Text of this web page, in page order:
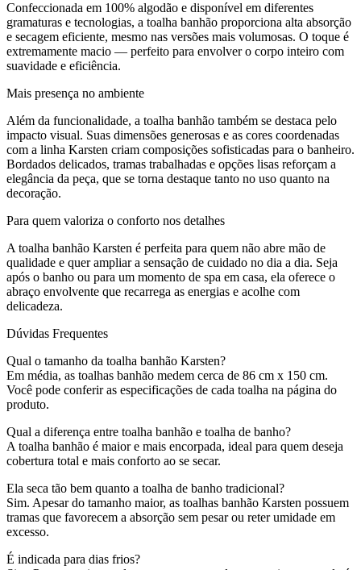
Confeccionada em 100% algodão e disponível em diferentes
gramaturas e tecnologias, a toalha banhão proporciona alta absorção
e secagem eficiente, mesmo nas versões mais volumosas. O toque é
extremamente macio — perfeito para envolver o corpo inteiro com
suavidade e eficiência.
Mais presença no ambiente
Além da funcionalidade, a toalha banhão também se destaca pelo
impacto visual. Suas dimensões generosas e as cores coordenadas
com a linha Karsten criam composições sofisticadas para o banheiro.
Bordados delicados, tramas trabalhadas e opções lisas reforçam a
elegância da peça, que se torna destaque tanto no uso quanto na
decoração.
Para quem valoriza o conforto nos detalhes
A toalha banhão Karsten é perfeita para quem não abre mão de
qualidade e quer ampliar a sensação de cuidado no dia a dia. Seja
após o banho ou para um momento de spa em casa, ela oferece o
abraço envolvente que recarrega as energias e acolhe com
delicadeza.
Dúvidas Frequentes
Qual o tamanho da toalha banhão Karsten?
Em média, as toalhas banhão medem cerca de 86 cm x 150 cm.
Você pode conferir as especificações de cada toalha na página do
produto.
Qual a diferença entre toalha banhão e toalha de banho?
A toalha banhão é maior e mais encorpada, ideal para quem deseja
cobertura total e mais conforto ao se secar.
Ela seca tão bem quanto a toalha de banho tradicional?
Sim. Apesar do tamanho maior, as toalhas banhão Karsten possuem
tramas que favorecem a absorção sem pesar ou reter umidade em
excesso.
É indicada para dias frios?